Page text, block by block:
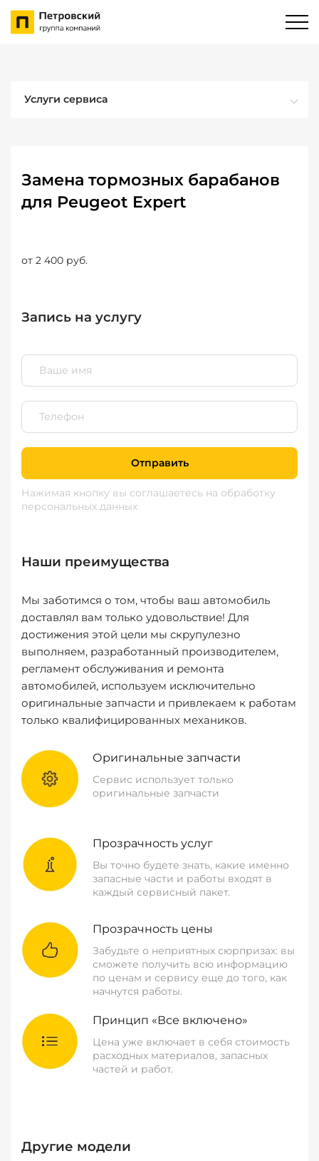
Услуги сервиса
Замена тормозных барабанов
для Peugeot Expert
от 2 400 руб.
Запись на услугу
Отправить
Нажимая кнопку вы соглашаетесь на обработку
персональных данных
Наши преимущества
Мы заботимся о том, чтобы ваш автомобиль
доставлял вам только удовольствие! Для
достижения этой цели мы скрупулезно
выполняем, разработанный производителем,
регламент обслуживания и ремонта
автомобилей, используем исключительно
оригинальные запчасти и привлекаем к работам
только квалифицированных механиков.
Оригинальные запчасти
Сервис использует только
оригинальные запчасти
Прозрачность услуг
Вы точно будете знать, какие именно
запасные части и работы входят в
каждый сервисный пакет.
Прозрачность цены
Забудьте о неприятных сюрпризах: вы
сможете получить всю информацию
по ценам и сервису еще до того, как
начнутся работы.
Принцип «Все включено»
Цена уже включает в себя стоимость
расходных материалов, запасных
частей и работ.
Другие модели